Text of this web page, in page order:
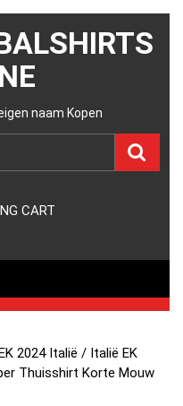
naam Kopen
CART
2024 Italië / Italië EK
Thuisshirt Korte Mouw